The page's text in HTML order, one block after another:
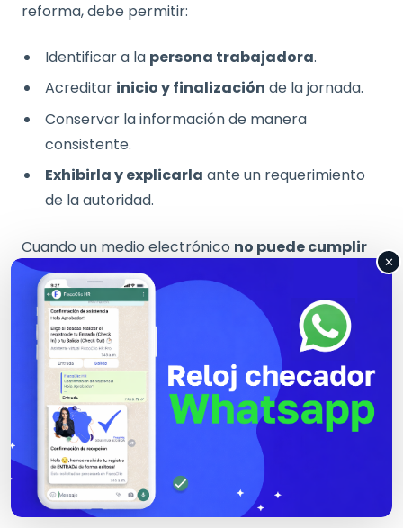
reforma, debe permitir:
Identificar a la persona trabajadora.
Acreditar inicio y finalización de la jornada.
Conservar la información de manera
consistente.
Exhibirla y explicarla ante un requerimiento
de la autoridad.
Cuando un medio electrónico no puede cumplir
alguno de estos puntos
los fines de la reforma, aun cuando formalmente
sea “digital”.
¿Por qué no todo lo electrónico es
equivalente?
Aquí aparece una distinción clave que la reforma
no nombra, pero sí provoca:
registro electrónico
no es lo mismo que
archivo electrónico
✕